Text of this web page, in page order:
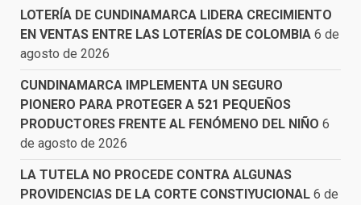
LOTERÍA DE CUNDINAMARCA LIDERA CRECIMIENTO
EN VENTAS ENTRE LAS LOTERÍAS DE COLOMBIA 6 de
agosto de 2026
CUNDINAMARCA IMPLEMENTA UN SEGURO
PIONERO PARA PROTEGER A 521 PEQUEÑOS
PRODUCTORES FRENTE AL FENÓMENO DEL NIÑO 6
de agosto de 2026
LA TUTELA NO PROCEDE CONTRA ALGUNAS
PROVIDENCIAS DE LA CORTE CONSTIYUCIONAL 6 de